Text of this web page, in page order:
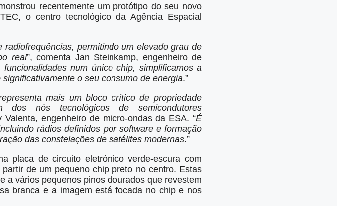
recentemente um protótipo do seu novo
o centro tecnológico da Agência Espacial
permitindo um elevado grau de
real”, comenta Jan Steinkamp, ​​engenheiro de
num único chip, simplificamos a
o seu consumo de energia.”
mais um bloco crítico de propriedade
dos nós tecnológicos de semicondutores
Valenta, engenheiro de micro-ondas da ESA. “É
rádios definidos por software e formação
das constelações de satélites modernas.”
placa de circuito eletrónico verde-escura com
de um pequeno chip preto no centro. Estas
a vários pequenos pinos dourados que revestem
branca e a imagem está focada no chip e nos